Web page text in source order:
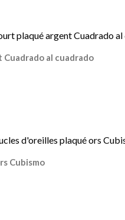
al cuadrado
Cubismo